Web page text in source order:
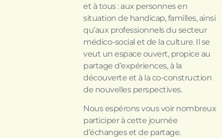
et à tous : aux personnes en
situation de handicap, familles, ainsi
qu’aux professionnels du secteur
médico-social et de la culture. Il se
veut un espace ouvert, propice au
partage d’expériences, à la
découverte et à la co-construction
de nouvelles perspectives.
Nous espérons vous voir nombreux
participer à cette journée
d’échanges et de partage.